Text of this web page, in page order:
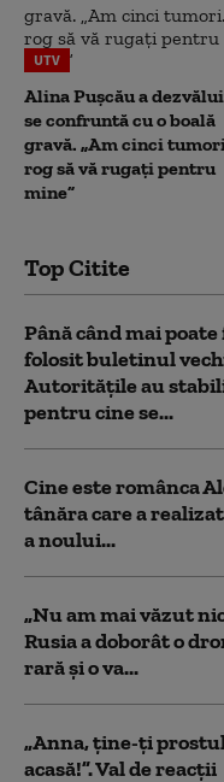
UTV
Alina Pușcău a
se confruntă cu o boală
gravă. „Am cinci
rog să vă rugați pentru
mine”
Top Citite
Până când mai poate
folosit buletinul
Autoritățile au
pentru cine se...
Cine este românca
tânăra care a
a noului...
„Nu am mai văzut
Rusia a doborât o
rară și o va...
„Anna, ţine-ţi
acasă!”. Val de reacții